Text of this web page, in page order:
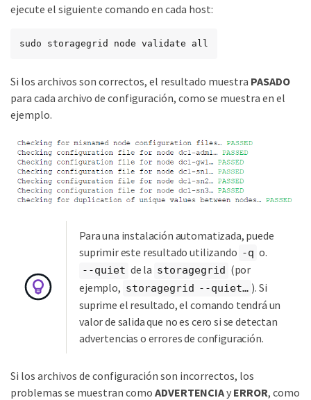
ejecute el siguiente comando en cada host:
sudo storagegrid node validate all
Si los archivos son correctos, el resultado muestra PASADO
para cada archivo de configuración, como se muestra en el
ejemplo.
Para una instalación automatizada, puede
suprimir este resultado utilizando -q o.
--quiet de la storagegrid (por
ejemplo, storagegrid --quiet…​ ). Si
suprime el resultado, el comando tendrá un
valor de salida que no es cero si se detectan
advertencias o errores de configuración.
Si los archivos de configuración son incorrectos, los
problemas se muestran como ADVERTENCIAy ERROR, como